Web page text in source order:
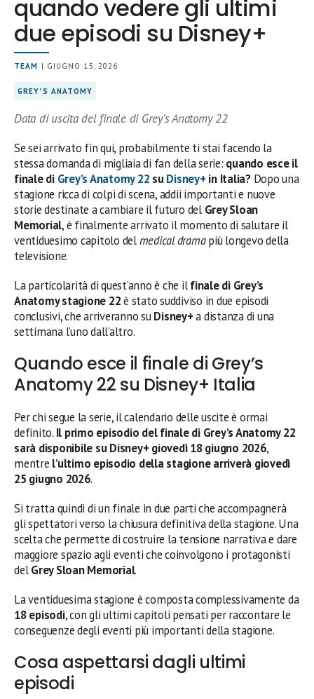
quando vedere gli ultimi
due episodi su Disney+
TEAM | GIUGNO 15, 2026
GREY'S ANATOMY
Data di uscita del finale di Grey’s Anatomy 22
Se sei arrivato fin qui, probabilmente ti stai facendo la
stessa domanda di migliaia di fan della serie: quando esce il
finale di Grey’s Anatomy 22 suDisney+ in Italia?Dopo una
stagione ricca di colpi di scena, addii importanti e nuove
storie destinate a cambiare il futuro del Grey Sloan
Memorial, è finalmente arrivato il momento di salutare il
ventiduesimo capitolo delmedical dramapiù longevo della
televisione.
La particolarità di quest’anno è che ilfinale di Grey’s
Anatomy stagione 22è stato suddiviso in due episodi
conclusivi, che arriveranno suDisney+a distanza di una
settimana l’uno dall’altro.
Quando esce il finale di Grey’s
Anatomy 22 su Disney+ Italia
Per chi segue la serie, il calendario delle uscite è ormai
definito. Il primo episodio del finale di Grey’s Anatomy 22
sarà disponibile su Disney+ giovedì 18 giugno 2026,
mentre l’ultimo episodio della stagione arriverà giovedì
25 giugno 2026.
Si tratta quindi di un finale in due parti che accompagnerà
gli spettatori verso la chiusura definitiva della stagione. Una
scelta che permette di costruire la tensione narrativa e dare
maggiore spazio agli eventi che coinvolgono i protagonisti
delGrey Sloan Memorial.
La ventiduesima stagione è composta complessivamente da
18 episodi, con gli ultimi capitoli pensati per raccontare le
conseguenze degli eventi più importanti della stagione.
Cosa aspettarsi dagli ultimi
episodi